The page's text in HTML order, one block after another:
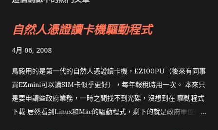
自然人憑證讀卡機驅動程式
4月 06, 2008
鳥毅用的是第一代的自然人憑證讀卡機，EZ100PU（後來有同事
買EZmini可以讀SIM卡似乎更好），每年報稅時用一次。 本來只
是要申請些政府業務，一時之間找不到光碟，沒想到在 驅動程式
下載 居然看到Linux和Mac的驅動程式，剩下的就是政府單位的